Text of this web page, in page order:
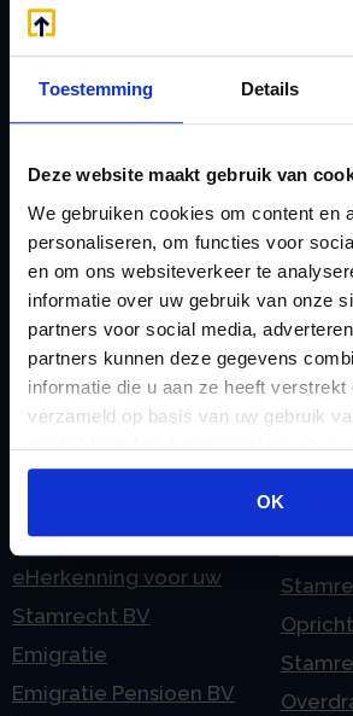
Toestemming Details
Deze website maakt gebruik van
We gebruiken cookies om content en
personaliseren, om functies voor
en om ons websiteverkeer te
informatie over uw gebruik van onze
partners voor social media,
partners kunnen deze gegevens
informatie die u aan ze heeft verstrekt
verzameld op basis van uw gebruik
gaat akkoord met onze cookies als u
gebruiken.
OK
Afkoop Stamrecht
Belastingdienst
doorgeven
rekeningnummer
Checklist IB 2023 (PDF)
Checklist IB 2023 (Word)
Checklist IB 2024 (PDF)
Checklist IB 2024 (Word)
Checklist IB 2025 (PDF)
Checklist IB 2025 (Word)
eHerkenning voor uw
Stamrecht BV
Emigratie
Emigratie Pensioen BV
Lenen
O
ODV BV
BV